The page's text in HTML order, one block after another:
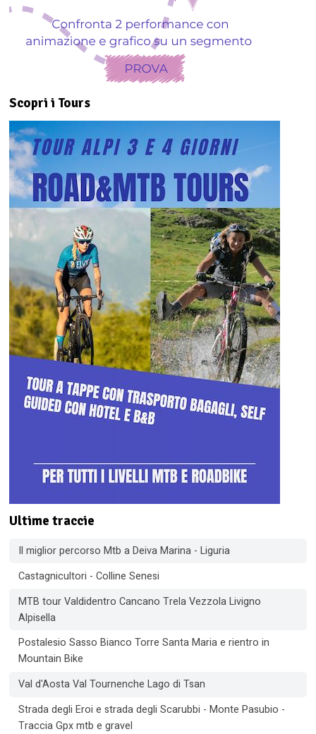
Scopri i Tours
Ultime traccie
Il miglior percorso Mtb a Deiva Marina - Liguria
Castagnicultori - Colline Senesi
MTB tour Valdidentro Cancano Trela Vezzola Livigno
Alpisella
Postalesio Sasso Bianco Torre Santa Maria e rientro in
Mountain Bike
Val d'Aosta Val Tournenche Lago di Tsan
Strada degli Eroi e strada degli Scarubbi - Monte Pasubio -
Traccia Gpx mtb e gravel